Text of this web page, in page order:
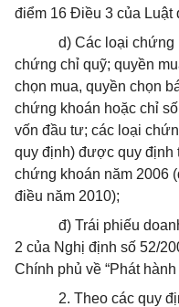
điểm 16 Điều 3 của Luật
d) Các loại chứng
chứng chỉ quỹ; quyền
chọn mua, quyền chọn
chứng khoán hoặc chỉ
vốn đầu tư; các loại
quy định) được quy định
chứng khoán năm 2006
điều năm 2010);
đ) Trái phiếu
2 của Nghị định số 52/
Chính phủ về “Phát
2. Theo các quy